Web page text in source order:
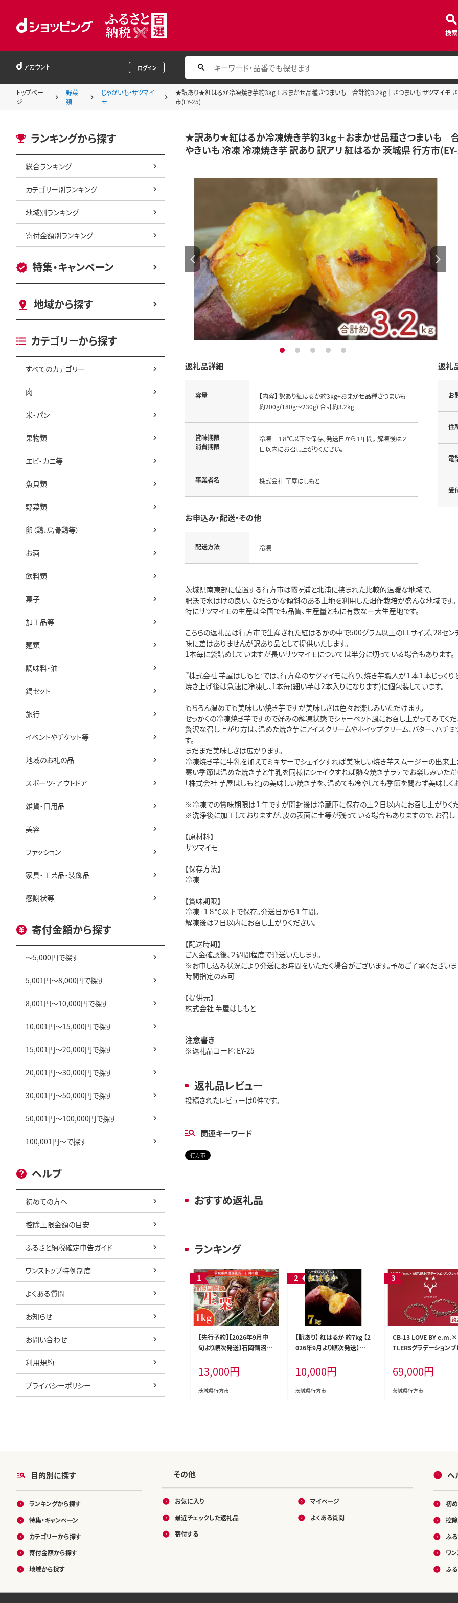
検索
アカウント ログイン
トップペー
ジ
野菜
類
じゃがいも・サツマイ
モ
★訳あり★紅はるか冷凍焼き芋約3kg＋おまかせ品種さつまいも 合計約3.2kg｜さつまいも サツマイモ
市(EY-25)
ランキングから探す
総合ランキング
カテゴリー別ランキング
地域別ランキング
寄付金額別ランキング
特集・キャンペーン
地域から探す
カテゴリーから探す
すべてのカテゴリー
肉
米・パン
果物類
エビ・カニ等
魚貝類
野菜類
卵（鶏、烏骨鶏等）
お酒
飲料類
菓子
加工品等
麺類
調味料・油
鍋セット
旅行
イベントやチケット等
地域のお礼の品
スポーツ・アウトドア
雑貨・日用品
美容
ファッション
家具・工芸品・装飾品
感謝状等
寄付金額から探す
～5,000円で探す
5,001円～8,000円で探す
8,001円～10,000円で探す
10,001円～15,000円で探す
15,001円～20,000円で探す
20,001円～30,000円で探す
30,001円～50,000円で探す
50,001円～100,000円で探す
100,001円～で探す
ヘルプ
初めての方へ
控除上限金額の目安
ふるさと納税確定申告ガイド
ワンストップ特例制度
よくある質問
お知らせ
お問い合わせ
利用規約
プライバシーポリシー
★訳あり★紅はるか冷凍焼き芋約3kg＋おまかせ品種さつまいも
やきいも 冷凍 冷凍焼き芋 訳あり 訳アリ 紅はるか 茨城県 行方市
1 2 3 4 5
返礼品詳細
容量
【内容】 訳あり紅はるか約3kg+おまかせ品種さつまいも
約200g(180g～230g) 合計約3.2kg
賞味期限
消費期限
冷凍－１８℃以下で保存。発送日から１年間。 解凍後は２
日以内にお召し上がりください。
事業者名 株式会社 芋屋はしもと
お申込み・配送・その他
配送方法 冷凍
返礼
お
住
電
受
茨城県南東部に位置する行方市は霞ヶ浦と北浦に挟まれた比較的温暖な地域で、
肥沃で水はけの良い、なだらかな傾斜のある土地を利用した畑作栽培が盛んな地域です。
特にサツマイモの生産は全国でも品質、生産量ともに有数な一大生産地です。
こちらの返礼品は行方市で生産された紅はるかの中で500グラム以上のLLサイズ、28セン
味に差はありませんが訳あり品として提供いたします。
1本毎に袋詰めしていますが長いサツマイモについては半分に切っている場合もあります。
『株式会社 芋屋はしもと』では、行方産のサツマイモに拘り、焼き芋職人が１本１本じっ
焼き上げ後は急速に冷凍し、1本毎(細い芋は2本入りになります)に個包装しています。
もちろん温めても美味しい焼き芋ですが美味しさは色々お楽しみいただけます。
せっかくの冷凍焼き芋ですので好みの解凍状態でシャーベット風にお召し上がってみてく
贅沢な召し上がり方は、温めた焼き芋にアイスクリームやホイップクリーム、バター、ハチ
す。
まだまだ美味しさは広がります。
冷凍焼き芋に牛乳を加えてミキサーでシェイクすれば美味しい焼き芋スムージーの出来上
寒い季節は温めた焼き芋と牛乳を同様にシェイクすれば熱々焼き芋ラテでお楽しみいただ
「株式会社 芋屋はしもと」の美味しい焼き芋を、温めても冷やしても季節を問わず美味しく
※冷凍での賞味期限は１年ですが開封後は冷蔵庫に保存の上２日以内にお召し上がりくだ
※洗浄後に加工しておりますが、皮の表面に土等が残っている場合もありますので、お召し
【原材料】
サツマイモ
【保存方法】
冷凍
【賞味期限】
冷凍−１８℃以下で保存。発送日から１年間。
解凍後は２日以内にお召し上がりください。
【配送時期】
ご入金確認後、２週間程度で発送いたします。
※お申し込み状況により発送にお時間をいただく場合がございます。予めご了承くださいま
時間指定のみ可
【提供元】
株式会社 芋屋はしもと
注意書き
※返礼品コード: EY-25
返礼品レビュー
投稿されたレビューは0件です。
関連キーワード
行方市
おすすめ返礼品
ランキング
【先行予約】【2026年9月中
旬より順次発送】石岡鶴沼の
品・石岡市産）｜茨城県 行方
市 栗 生栗 秋 旬 無農薬(ER-
1-1)
13,000円
茨城県行方市
【訳あり】 紅はるか 約7kg 【2
026年9月より順次発送】｜
行方台地 さつまいも 茨城県
(CU-55-7)
10,000円
茨城県行方市
CB-13 LOVE BY
TLERSグラデーションブ
69,000円
茨城県行方市
目的別に探す
ランキングから探す
特集・キャンペーン
カテゴリーから探す
寄付金額から探す
地域から探す
その他
お気に入り
最近チェックした返礼品
寄付する
マイページ
よくある質問
ヘ
初
控
ふ
ワ
ふる